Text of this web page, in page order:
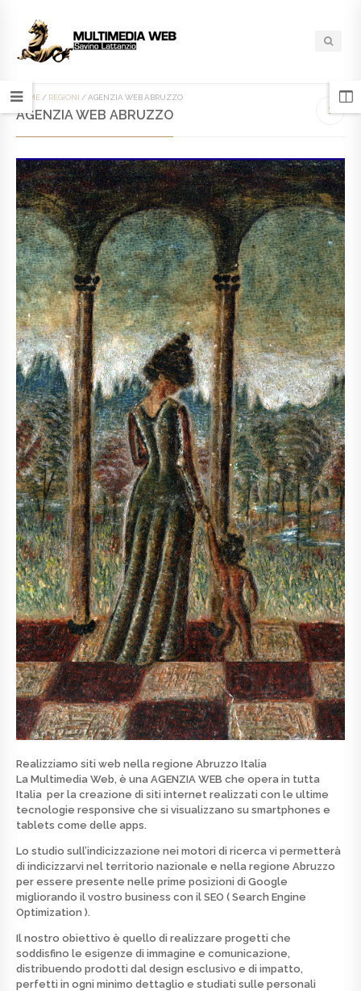
HOME / REGIONI / AGENZIA WEB ABRUZZO
AGENZIA WEB ABRUZZO
Realizziamo siti web nella regione Abruzzo Italia
La Multimedia Web, è una AGENZIA WEB che opera in tutta
Italia per la creazione di siti internet realizzati con le ultime
tecnologie responsive che si visualizzano su smartphones e
tablets come delle apps.
Lo studio sull’indicizzazione nei motori di ricerca vi permetterà
di indicizzarvi nel territorio nazionale e nella regione Abruzzo
per essere presente nelle prime posizioni di Google
migliorando il vostro business con il SEO ( Search Engine
Optimization ).
Il nostro obiettivo è quello di realizzare progetti che
soddisfino le esigenze di immagine e comunicazione,
distribuendo prodotti dal design esclusivo e di impatto,
perfetti in ogni minimo dettaglio e studiati sulle personali